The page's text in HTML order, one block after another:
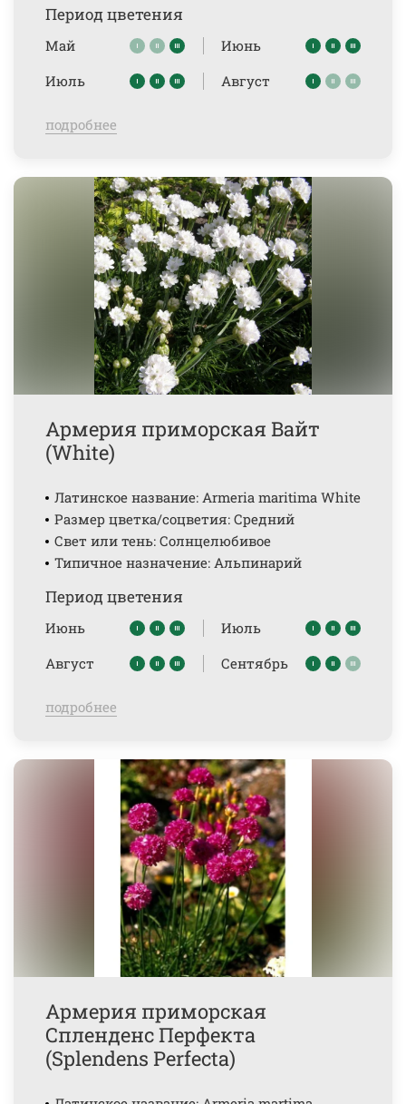
Период цветения
Май
Июнь
Июль
Август
подробнее
Армерия приморская Вайт
(White)
Латинское название: Armeria maritima White
Размер цветка/соцветия: Средний
Свет или тень: Солнцелюбивое
Типичное назначение: Альпинарий
Период цветения
Июнь
Июль
Август
Сентябрь
подробнее
Армерия приморская
Спленденс Перфекта
(Splendens Perfecta)